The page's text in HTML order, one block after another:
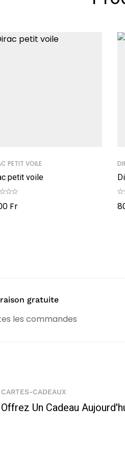
PETIT VOILE
petit voile
Fr
gratuite
les commandes
CARTES-CADEAUX
Offrez Un Cadeau